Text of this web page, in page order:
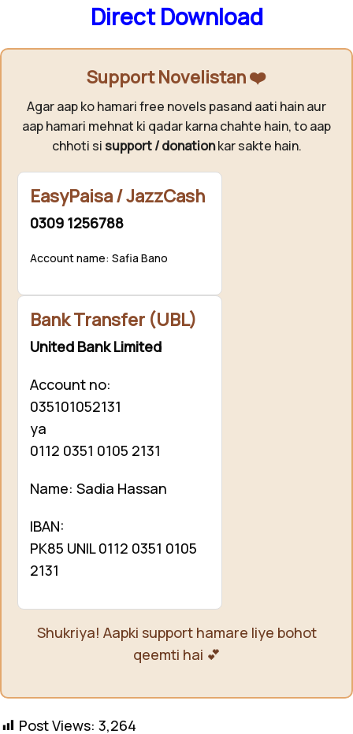
Direct Download
Support Novelistan ❤️
Agar aap ko hamari free novels pasand aati hain aur
aap hamari mehnat ki qadar karna chahte hain, to aap
chhoti si support / donationkar sakte hain.
EasyPaisa / JazzCash
0309 1256788
Account name: Safia Bano
Bank Transfer (UBL)
United Bank Limited
Account no:
035101052131
ya
0112 0351 0105 2131
Name: Sadia Hassan
IBAN:
PK85 UNIL 0112 0351 0105
2131
Shukriya! Aapki support hamare liye bohot
qeemti hai 💕
Post Views: 3,264